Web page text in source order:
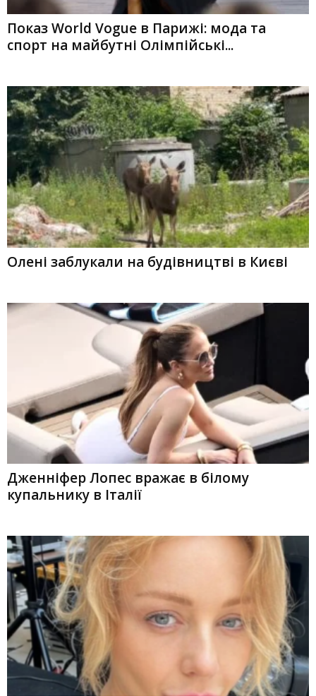
Показ World Vogue в Парижі: мода та
спорт на майбутні Олімпійські...
Олені заблукали на будівництві в Києві
Дженніфер Лопес вражає в білому
купальнику в Італії